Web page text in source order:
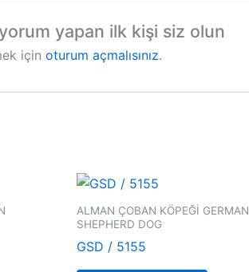
yapan ilk kişi siz olun
için oturum açmalısınız.
ALMAN ÇOBAN KÖPEĞİ GERMAN
SHEPHERD DOG
GSD / 5155